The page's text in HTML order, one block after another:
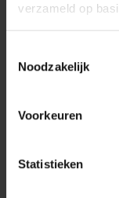
verzameld op
Noodzakelijk
Voorkeuren
Statistieken
Aantal stuks
Accessoires
Verrijdbare RVS
Onze
Hammerlit
Contact